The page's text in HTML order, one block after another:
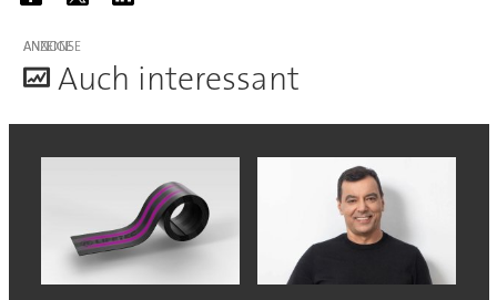
ANZEIGE
Auch interessant